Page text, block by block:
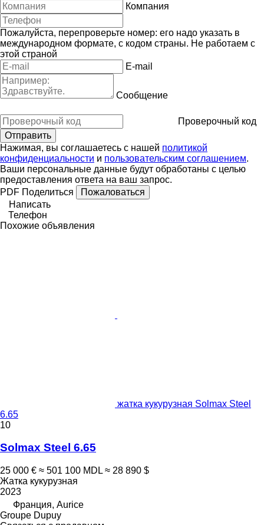
Компания
Пожалуйста, перепроверьте номер: его надо указать в
международном формате, с кодом страны. Не работаем с
этой страной
E-mail
Сообщение
Проверочный код
Нажимая, вы соглашаетесь с нашей политикой
конфиденциальности и пользовательским соглашением.
Ваши персональные данные будут обработаны с целью
предоставления ответа на ваш запрос.
PDF Поделиться
Пожаловаться
Написать
Телефон
Похожие объявления
жатка кукурузная Solmax Steel
6.65
10
Solmax Steel 6.65
25 000 € ≈ 501 100 MDL ≈ 28 890 $
Жатка кукурузная
2023
Франция, Aurice
Groupe Dupuy